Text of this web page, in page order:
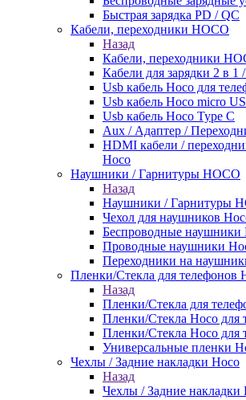
Быстрая зарядка PD / QC
Кабели, переходники HOCO
Назад
Кабели, переходники
Кабели для зарядки 2 в 1
Usb кабель Hoco для
Usb кабель Hoco micro
Usb кабель Hoco Type C
Aux / Адаптер /
HDMI кабели /
Hoco
Наушники / Гарнитуры HOCO
Назад
Наушники / Гарнитуры
Чехол для наушников
Беспроводные наушники
Проводные наушники
Переходники на
Пленки/Стекла для телефонов
Назад
Пленки/Стекла для
Пленки/Стекла Hoco для
Пленки/Стекла Hoco для
Универсальные пленки
Чехлы / Задние накладки Hoco
Назад
Чехлы / Задние накладки